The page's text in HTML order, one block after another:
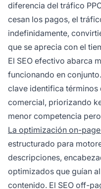
diferencia del tráfico
cesan los pagos, el
indefinidamente,
que se aprecia con el
El SEO efectivo abarca
funcionando en
clave identifica
comercial, priorizando
menor competencia
La optimización on-
estructurado para
descripciones,
optimizados que guían
contenido. El SEO off-